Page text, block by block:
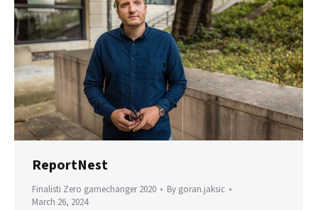
ReportNest
Finalisti Zero gamechanger 2020 By goran.jaksic
March 26, 2024